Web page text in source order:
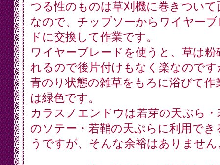
つる性のものは草刈機に巻きついて
なので、チップソーからワイヤーブ
ドに交換して作業です。
ワイヤーブレードを使うと、草は粉
れるので後片付けもなく楽なのです
青のり状態の雑草をもろに浴びて作
は緑色です。
カラスノエンドウは若芽の天ぷら・
のソテー・若鞘の天ぷらに利用でき
うですが、そんな余裕はありません